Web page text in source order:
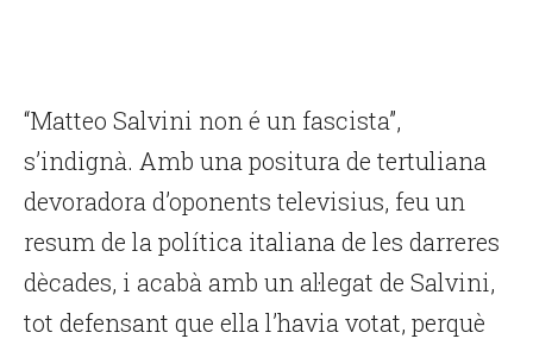
“Matteo Salvini non é un fascista”,
s’indignà. Amb una positura de tertuliana
devoradora d’oponents televisius, feu un
resum de la política italiana de les darreres
dècades, i acabà amb un al·legat de Salvini,
tot defensant que ella l’havia votat, perquè